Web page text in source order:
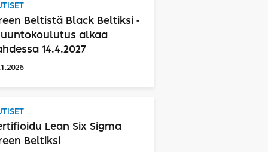
Beltistä Black Beltiksi -
alkaa
14.4.2027
Lean Six Sigma
Beltiksi